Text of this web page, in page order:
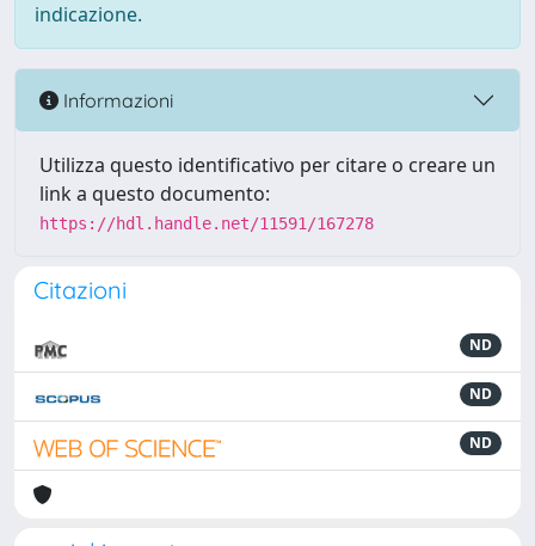
indicazione.
Informazioni
Utilizza questo identificativo per citare o creare un
link a questo documento:
https://hdl.handle.net/11591/167278
Citazioni
ND
ND
ND